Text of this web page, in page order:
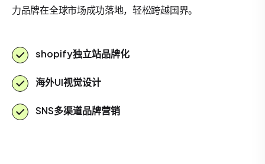
力品牌在全球市场成功落地，轻松跨越国界。
shopify独立站品牌化
海外UI视觉设计
SNS多渠道品牌营销